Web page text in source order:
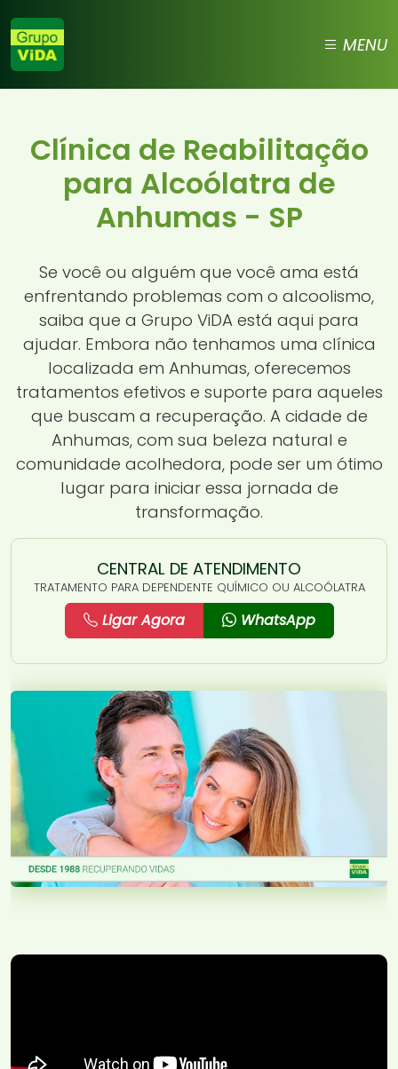
MENU
Clínica de Reabilitação
para Alcoólatra de
Anhumas - SP
Se você ou alguém que você ama está
enfrentando problemas com o alcoolismo,
saiba que a Grupo ViDA está aqui para
ajudar. Embora não tenhamos uma clínica
localizada em Anhumas, oferecemos
tratamentos efetivos e suporte para aqueles
que buscam a recuperação. A cidade de
Anhumas, com sua beleza natural e
comunidade acolhedora, pode ser um ótimo
lugar para iniciar essa jornada de
transformação.
CENTRAL DE ATENDIMENTO
TRATAMENTO PARA DEPENDENTE QUÍMICO OU ALCOÓLATRA
Ligar Agora WhatsApp